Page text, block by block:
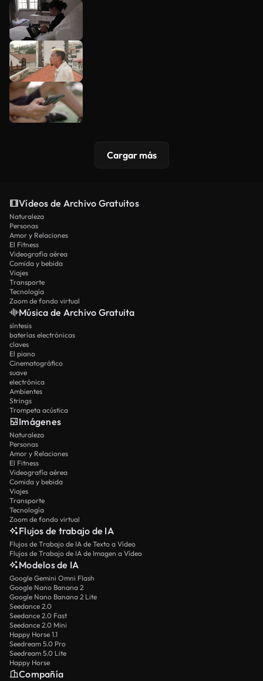
Cargar más
Vídeos de Archivo Gratuitos
Naturaleza
Personas
Amor y Relaciones
El Fitness
Videografía aérea
Comida y bebida
Viajes
Transporte
Tecnología
Zoom de fondo virtual
Música de Archivo Gratuita
síntesis
baterías electrónicas
claves
El piano
Cinematográfico
suave
electrónica
Ambientes
Strings
Trompeta acústica
Imágenes
Naturaleza
Personas
Amor y Relaciones
El Fitness
Videografía aérea
Comida y bebida
Viajes
Transporte
Tecnología
Zoom de fondo virtual
Flujos de trabajo de IA
Flujos de Trabajo de IA de Texto a Vídeo
Flujos de Trabajo de IA de Imagen a Vídeo
Modelos de IA
Google Gemini Omni Flash
Google Nano Banana 2
Google Nano Banana 2 Lite
Seedance 2.0
Seedance 2.0 Fast
Seedance 2.0 Mini
Happy Horse 1.1
Seedream 5.0 Pro
Seedream 5.0 Lite
Happy Horse
Compañía